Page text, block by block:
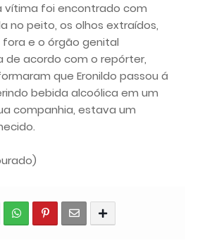
vítima foi encontrado com
no peito, os olhos extraídos,
e o órgão genital
de acordo com o repórter,
que Eronildo passou á
bebida alcoólica em um
companhia, estava um